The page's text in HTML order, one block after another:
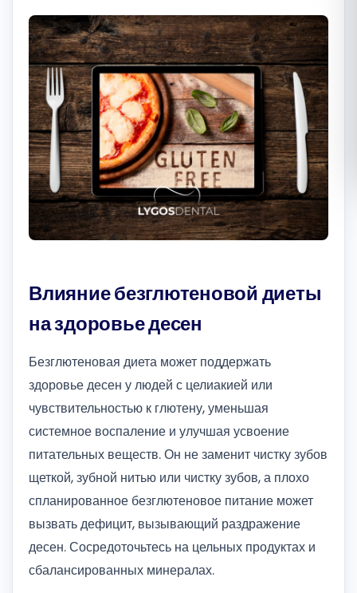
Български
Română
Русский
Влияние безглютеновой диеты
на здоровье десен
Безглютеновая диета может поддержать
здоровье десен у людей с целиакией или
чувствительностью к глютену, уменьшая
системное воспаление и улучшая усвоение
питательных веществ. Он не заменит чистку зубов
щеткой, зубной нитью или чистку зубов, а плохо
спланированное безглютеновое питание может
вызвать дефицит, вызывающий раздражение
десен. Сосредоточьтесь на цельных продуктах и ​​
сбалансированных минералах.